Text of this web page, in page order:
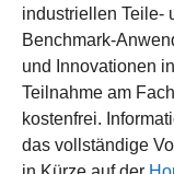
industriellen Teile-
Benchmark-
und Innovationen
Teilnahme am
kostenfrei.
das vollständige